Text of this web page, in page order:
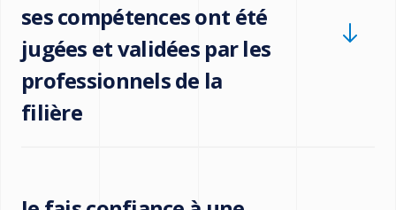
ses compétences ont été
jugées et validées par les
professionnels de la
filière
d’une qualification ou d’une certification, implique un